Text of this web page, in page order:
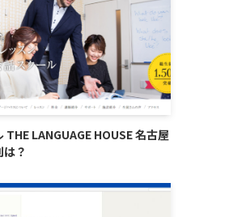
THE LANGUAGE HOUSE 名古屋
？